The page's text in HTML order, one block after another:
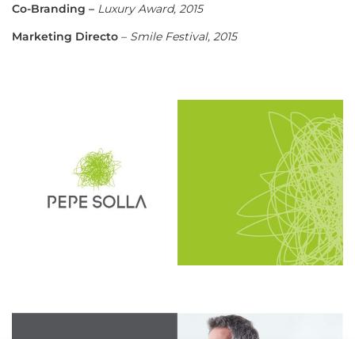
Co-Branding – Luxury Award, 2015
Marketing Directo – Smile Festival, 2015